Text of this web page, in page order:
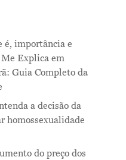
é, importância e
Explica em
Guia Completo da
a decisão da
homossexualidade
do preço dos